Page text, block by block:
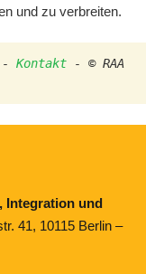
und zu verbreiten.
- Kontakt - © RAA
Integration und
41, 10115 Berlin –